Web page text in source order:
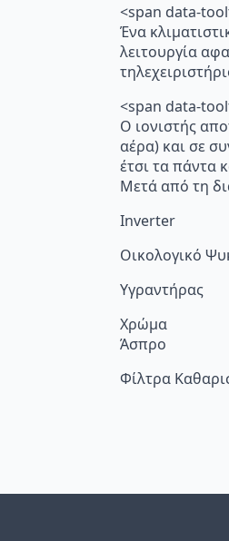
<span data-
Ένα
λειτουργία
<span data-
Ο ιονιστής
αέρα) και σε
έτσι τα πάντα
Μετά από τη
Inverter
Οικολογικό
Υγραντήρας
Χρώμα
Άσπρο
Φίλτρα